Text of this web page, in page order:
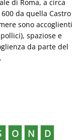
di Roma, a circa
da quella Castro
sono accoglienti
spaziose e
da parte del
O N D